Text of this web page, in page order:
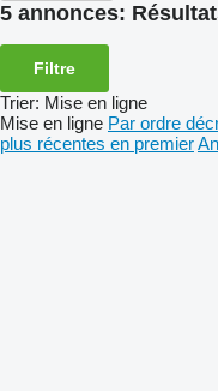
5 annonces:
Filtre
Trier: Mise en ligne
Mise en ligne Par ordre
plus récentes en premier